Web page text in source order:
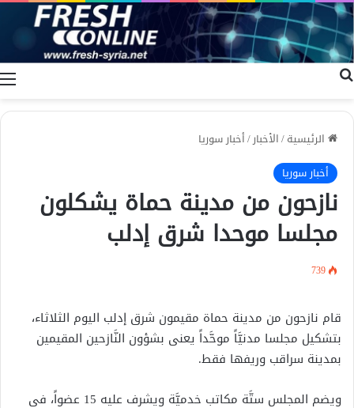
الرئيسية/الأخبار/أخبار سوريا
أخبار سوريا
نازحون من مدينة حماة يشكلون
مجلسا موحدا شرق إدلب
739
قام نازحون من مدينة حماة مقيمون شرق إدلب اليوم الثلاثاء،
بتشكيل مجلسا مدنيَّاً موحَّداً يعنى بشؤون النَّازحين المقيمين
بمدينة سراقب وريفها فقط.
ويضم المجلس ستَّة مكاتب خدميَّة ويشرف عليه 15 عضواً، في